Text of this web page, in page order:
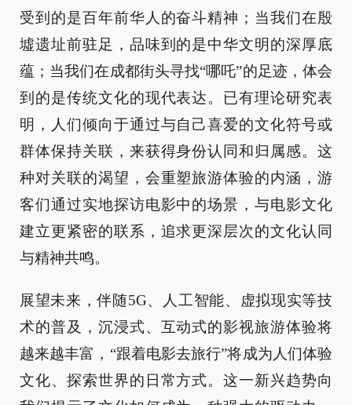
受到的是百年前华人的奋斗精神；当我们在殷
墟遗址前驻足，品味到的是中华文明的深厚底
蕴；当我们在成都街头寻找“哪吒”的足迹，体会
到的是传统文化的现代表达。已有理论研究表
明，人们倾向于通过与自己喜爱的文化符号或
群体保持关联，来获得身份认同和归属感。这
种对关联的渴望，会重塑旅游体验的内涵，游
客们通过实地探访电影中的场景，与电影文化
建立更紧密的联系，追求更深层次的文化认同
与精神共鸣。
展望未来，伴随5G、人工智能、虚拟现实等技
术的普及，沉浸式、互动式的影视旅游体验将
越来越丰富，“跟着电影去旅行”将成为人们体验
文化、探索世界的日常方式。这一新兴趋势向